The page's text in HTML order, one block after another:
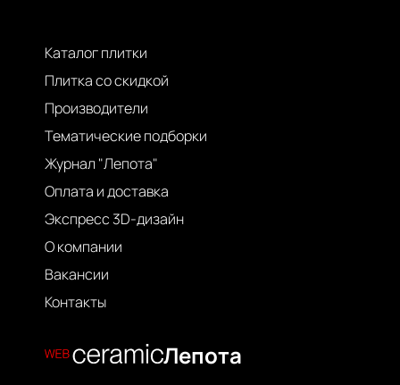
Каталог плитки
Плитка со скидкой
Производители
Тематические подборки
Журнал "Лепота"
Оплата и доставка
Экспресс 3D-дизайн
О компании
Вакансии
Контакты
Лепота